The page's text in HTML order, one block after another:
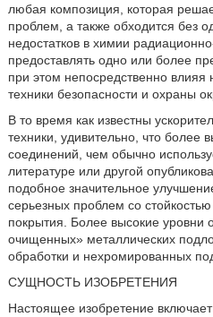
любая композиция, которая
проблем, а также обходится без
недостатков в химии
предоставлять одно или более
при этом непосредственно
техники безопасности и охраны
В то время как известны
техники, удивительно, что более
соединений, чем обычно
литературе или другой
подобное значительное
серьезных проблем со
покрытия. Более высокие уровни
очищенных» металлических
обработки и нехромированных
СУЩНОСТЬ ИЗОБРЕТЕНИЯ
Настоящее изобретение